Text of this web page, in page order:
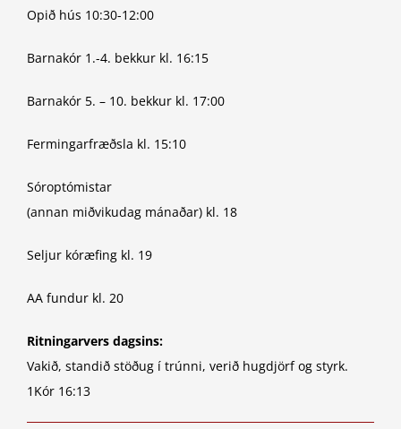
Opið hús 10:30-12:00
Barnakór 1.-4. bekkur kl. 16:15
Barnakór 5. – 10. bekkur kl. 17:00
Fermingarfræðsla kl. 15:10
Sóroptómistar
(annan miðvikudag mánaðar) kl. 18
Seljur kóræfing kl. 19
AA fundur kl. 20
Ritningarvers dagsins:
Vakið, standið stöðug í trúnni, verið hugdjörf og styrk.
1Kór 16:13